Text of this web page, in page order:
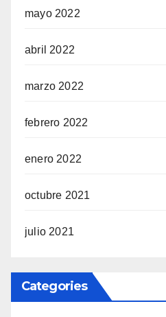
mayo 2022
abril 2022
marzo 2022
febrero 2022
enero 2022
octubre 2021
julio 2021
Categories